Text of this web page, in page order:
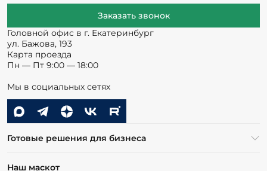
Заказать звонок
Головной офис в г. Екатеринбург
ул. Бажова, 193
Карта проезда
Пн — Пт 9:00 — 18:00
Мы в социальных сетях
Готовые решения для бизнеса
Наш маскот